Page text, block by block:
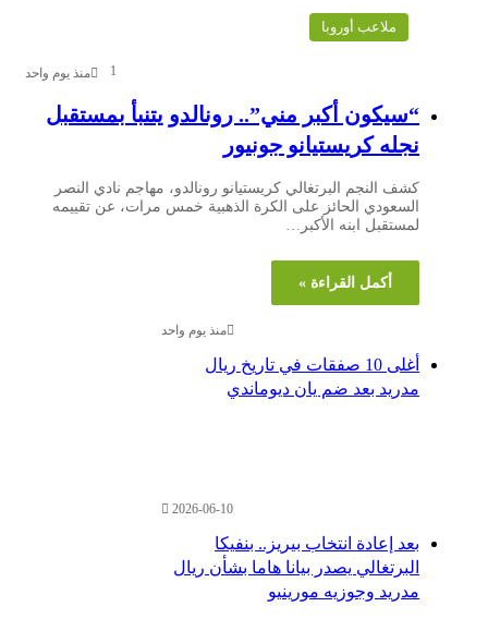
ملاعب أوروبا
منذ يوم واحد
“سيكون أكبر مني”.. رونالدو يتنبأ بمستقبل
نجله كريستيانو جونيور
كشف النجم البرتغالي كريستيانو رونالدو، مهاجم نادي النصر
السعودي الحائز على الكرة الذهبية خمس مرات، عن تقييمه
لمستقبل ابنه الأكبر…
أكمل القراءة »
منذ يوم واحد
أغلى 10 صفقات في تاريخ ريال
مدريد بعد ضم يان ديوماندي
2026-06-10
بعد إعادة انتخاب بيريز.. بنفيكا
البرتغالي يصدر بيانا هاما بشأن ريال
مدريد وجوزيه مورينيو